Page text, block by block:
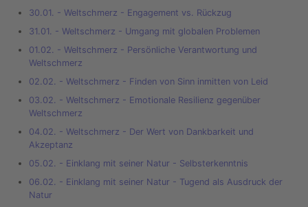
30.01. - Weltschmerz - Engagement vs. Rückzug
31.01. - Weltschmerz - Umgang mit globalen Problemen
01.02. - Weltschmerz - Persönliche Verantwortung und
Weltschmerz
02.02. - Weltschmerz - Finden von Sinn inmitten von Leid
03.02. - Weltschmerz - Emotionale Resilienz gegenüber
Weltschmerz
04.02. - Weltschmerz - Der Wert von Dankbarkeit und
Akzeptanz
05.02. - Einklang mit seiner Natur - Selbsterkenntnis
06.02. - Einklang mit seiner Natur - Tugend als Ausdruck der
Natur